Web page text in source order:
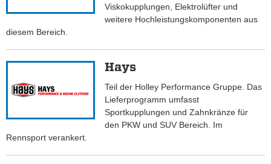
Viskokupplungen, Elektrolüfter und
weitere Hochleistungskomponenten aus
diesem Bereich.
Hays
Teil der Holley Performance Gruppe. Das
Lieferprogramm umfasst
Sportkupplungen und Zahnkränze für
den PKW und SUV Bereich. Im
Rennsport verankert.